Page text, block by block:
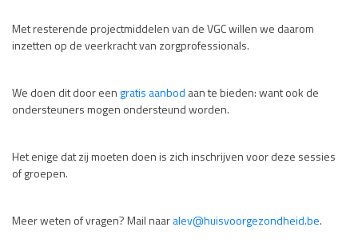
Met resterende projectmiddelen van de VGC willen we daarom
inzetten op de veerkracht van zorgprofessionals.
We doen dit door een gratis aanbod aan te bieden: want ook de
ondersteuners mogen ondersteund worden.
Het enige dat zij moeten doen is zich inschrijven voor deze sessies
of groepen.
Meer weten of vragen? Mail naar alev@huisvoorgezondheid.be.